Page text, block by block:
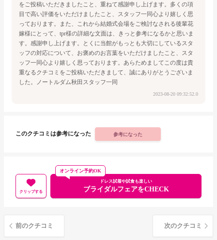
をご投稿いただきましたこと、重ねて感謝申し上げます。 多くの項
目で高い評価をいただけましたこと、スタッフ一同心より嬉しく思
っております。
また、これから結婚式会場をご検討なされる後輩花
嫁様にとって、 tpr様の詳細な文面は、きっと参考になるかと思いま
す。感謝申し上げます。
とくに当館がもっとも大切にしているスタ
ッフの対応について、お褒めのお言葉をいただけましたこと、 スタ
ッフ一同心より嬉しく思っております。 あらためましてこの度は貴
重なるクチコミをご投稿いただきまして、 誠にありがとうございま
した。
ノートルダム秋田 スタッフ一同
2023-08-20 09:32:52.0
このクチコミは参考になった 参考になった
クリップする
ドレス試着や試食も楽しい
ブライダルフェアをCHECK
オンライン予約OK
前のクチコミ 次のクチコミ